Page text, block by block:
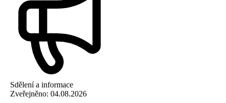
Sdělení a informace
Zveřejněno: 04.08.2026